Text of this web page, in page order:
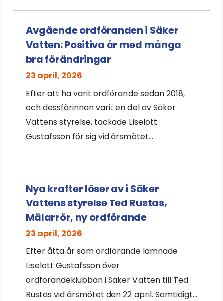
23 april, 2026
Avgående ordföranden i Säker
Vatten: Positiva år med många
bra förändringar
Efter att ha varit ordförande sedan 2018,
och dessförinnan varit en del av Säker
Vattens styrelse, tackade Liselott
Gustafsson för sig vid årsmötet...
23 april, 2026
Nya krafter löser av i Säker
Vattens styrelse Ted Rustas,
Mälarrör, ny ordförande
Efter åtta år som ordförande lämnade
Liselott Gustafsson över
ordförandeklubban i Säker Vatten till Ted
Rustas vid årsmötet den 22 april. Samtidigt...